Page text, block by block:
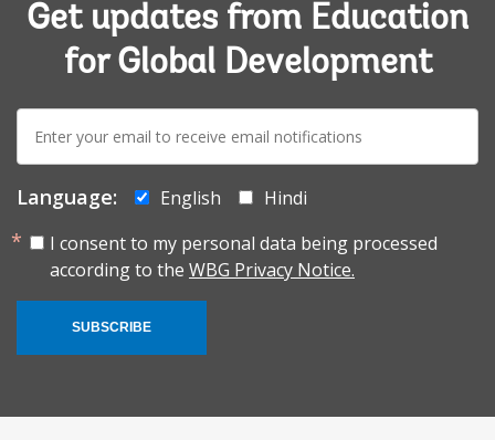
Get updates from Education
for Global Development
mail:
Language: English
Hindi
I consent to my personal data being processed
according to the WBG Privacy Notice.
SUBSCRIBE